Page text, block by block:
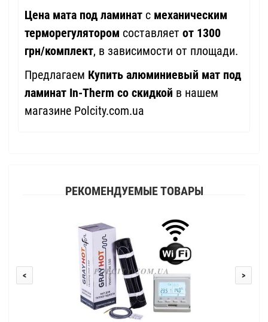
Цена мата под ламинат с механическим
терморегулятором составляет от 1300
грн/комплект, в зависимости от площади.
Предлагаем Купить алюминиевый мат под
ламинат In-Therm со скидкой в нашем
магазине Polcity.com.ua
РЕКОМЕНДУЕМЫЕ ТОВАРЫ
< >